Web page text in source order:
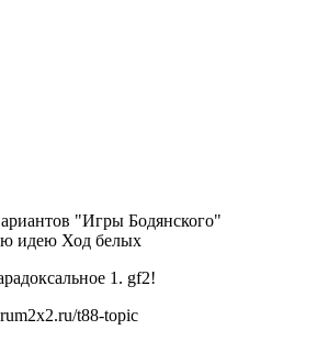
"Игры Бодянского"
идею Ход белых
1. gf2!
t88-topic